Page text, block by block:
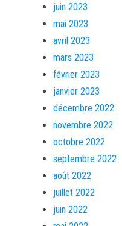
juin 2023
mai 2023
avril 2023
mars 2023
février 2023
janvier 2023
décembre 2022
novembre 2022
octobre 2022
septembre 2022
août 2022
juillet 2022
juin 2022